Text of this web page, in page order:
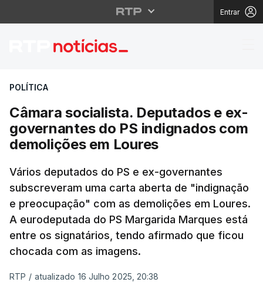
Entrar
Câmara socialista.
POLÍTICA
Câmara socialista. Deputados e ex-
governantes do PS indignados com
demolições em Loures
Vários deputados do PS e ex-governantes
subscreveram uma carta aberta de "indignação
e preocupação" com as demolições em Loures.
A eurodeputada do PS Margarida Marques está
entre os signatários, tendo afirmado que ficou
chocada com as imagens.
RTP / atualizado 16 Julho 2025, 20:38